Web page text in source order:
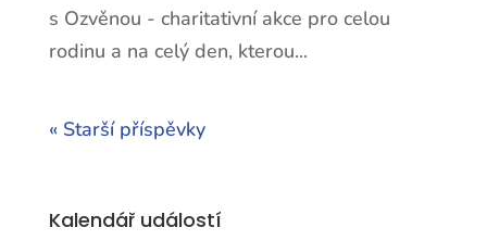
s Ozvěnou - charitativní akce pro celou
rodinu a na celý den, kterou...
« Starší příspěvky
Kalendář událostí